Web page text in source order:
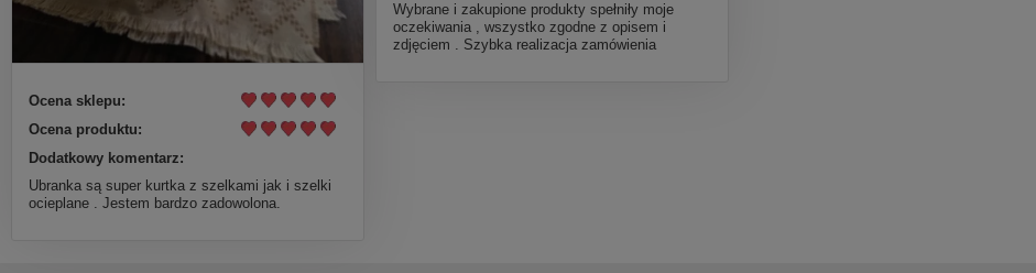
Ocena sklepu:
Ocena produktu:
Dodatkowy komentarz:
Ubranka są super kurtka z szelkami jak i szelki
ocieplane . Jestem bardzo zadowolona.
Wybrane i zakupione produkty spełniły moje
oczekiwania , wszystko zgodne z opisem i
zdjęciem . Szybka realizacja zamówienia